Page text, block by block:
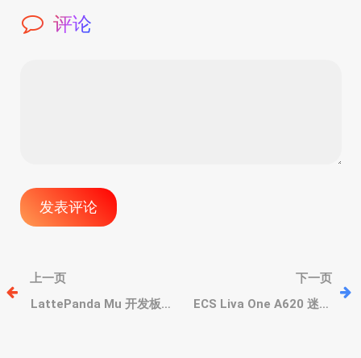
评论
文
章
上一页
LattePanda Mu 开发板升
下一页
ECS Liva One A620 迷你